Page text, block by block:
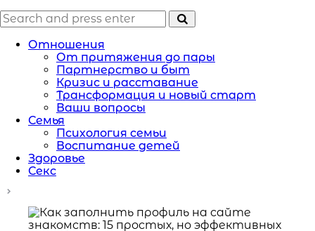
Search
Search
for:
Отношения
От притяжения до пары
Партнерство и быт
Кризис и расставание
Трансформация и новый старт
Ваши вопросы
Семья
Психология семьи
Воспитание детей
Здоровье
Секс